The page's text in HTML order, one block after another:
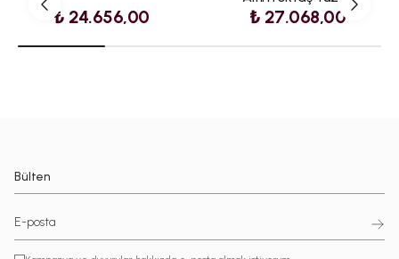
₺ 24.656,00 ₺ 27.068,00
Bülten